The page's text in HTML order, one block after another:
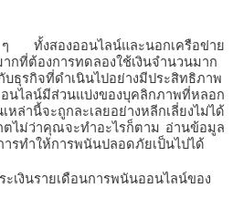
ๆ
ทั้งสองออนไลน์และนอกเครือข่าย
กที่ต้องการทดลองใช้เงินจำนวนมาก
บธุรกิจที่ดำเนินไปอย่างมีประสิทธิภาพ
นไลน์มีส่วนแบ่งของบุคลิกภาพที่หลอก
หล่านี้จะถูกละเลยอย่างหลีกเลี่ยงไม่ได้
ไม่ว่าคุณจะทำอะไรก็ตาม อ่านข้อมูล
รทำให้การพนันปลอดภัยเป็นไปได้
ะเงินรายเดือนการพนันออนไลน์ของ